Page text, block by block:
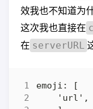
效我也不知道为
这次我也直接在
在 serverURL